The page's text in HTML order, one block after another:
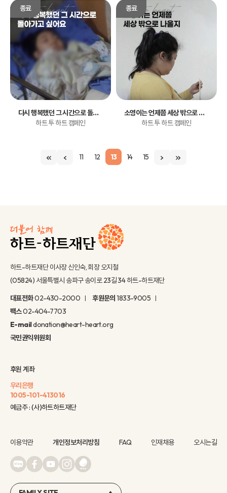
다시 행복했던 그 시간으로 돌아가고 싶어요.
하트 투 하트 캠페인
소영이는 언제쯤 세상 밖으로 나올지..
하트 투 하트 캠페인
11 12 13 14 15
하트-하트재단 이사장 신인숙, 회장 오지철
(05824) 서울특별시 송파구 송이로 23길 34 하트-하트재단
대표전화02-430-2000 후원문의1833-9005
팩스02-404-7703
E-maildonation@heart-heart.org
국민권익위원회
후원 계좌
우리은행
1005-101-413016
예금주 : (사)하트하트재단
이용약관 개인정보처리방침 FAQ 인재채용 오시는길